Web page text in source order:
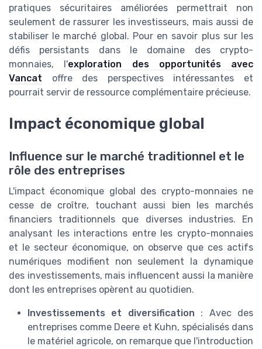
pratiques sécuritaires améliorées permettrait non
seulement de rassurer les investisseurs, mais aussi de
stabiliser le marché global. Pour en savoir plus sur les
défis persistants dans le domaine des crypto-
monnaies, l'exploration des opportunités avec
Vancat offre des perspectives intéressantes et
pourrait servir de ressource complémentaire précieuse.
Impact économique global
Influence sur le marché traditionnel et le
rôle des entreprises
L'impact économique global des crypto-monnaies ne
cesse de croître, touchant aussi bien les marchés
financiers traditionnels que diverses industries. En
analysant les interactions entre les crypto-monnaies
et le secteur économique, on observe que ces actifs
numériques modifient non seulement la dynamique
des investissements, mais influencent aussi la manière
dont les entreprises opèrent au quotidien.
Investissements et diversification : Avec des
entreprises comme Deere et Kuhn, spécialisés dans
le matériel agricole, on remarque que l'introduction